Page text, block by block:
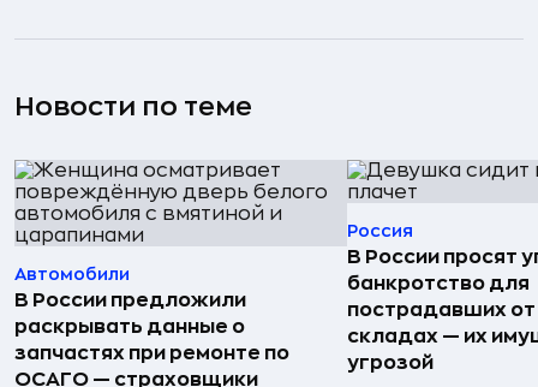
Новости по теме
Автомобили
В России предложили
раскрывать данные о
запчастях при ремонте по
ОСАГО — страховщики
Россия
В России просят
банкротство для
пострадавших
складах — их
угрозой